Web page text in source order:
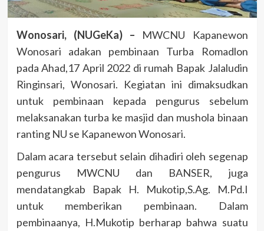
Wonosari, (NUGeKa) – MWCNU Kapanewon
Wonosari adakan pembinaan Turba Romadlon
pada Ahad,17 April 2022 di rumah Bapak Jalaludin
Ringinsari, Wonosari. Kegiatan ini dimaksudkan
untuk pembinaan kepada pengurus sebelum
melaksanakan turba ke masjid dan mushola binaan
ranting NU se Kapanewon Wonosari.
Dalam acara tersebut selain dihadiri oleh segenap
pengurus MWCNU dan BANSER, juga
mendatangkab Bapak H. Mukotip,S.Ag. M.Pd.I
untuk memberikan pembinaan. Dalam
pembinaanya, H.Mukotip berharap bahwa suatu